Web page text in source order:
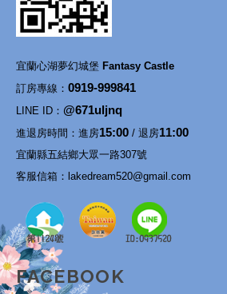
宜蘭心湖夢幻城堡 Fantasy Castle
訂房專線： 0919-999841
LINE ID： @671uljnq
進退房時間：進房15:00 / 退房11:00
宜蘭縣五結鄉大眾一路307號
客服信箱： lakedream520@gmail.com
FACEBOOK